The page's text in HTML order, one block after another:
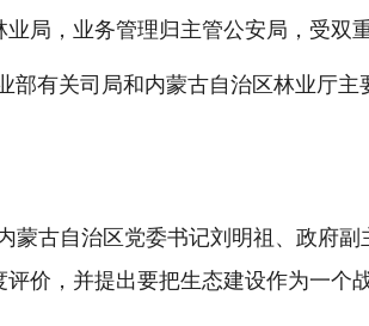
局，业务管理归主管公安局，受双重
有关司局和内蒙古自治区林业厅主
蒙古自治区党委书记刘明祖、政府
价，并提出要把生态建设作为一个